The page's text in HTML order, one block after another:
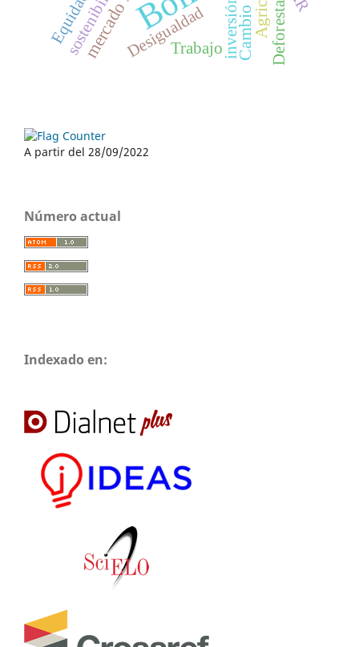
Desigualdad
Trabajo
Equidad inversión
A partir del 28/09/2022
Número actual
Indexado en: